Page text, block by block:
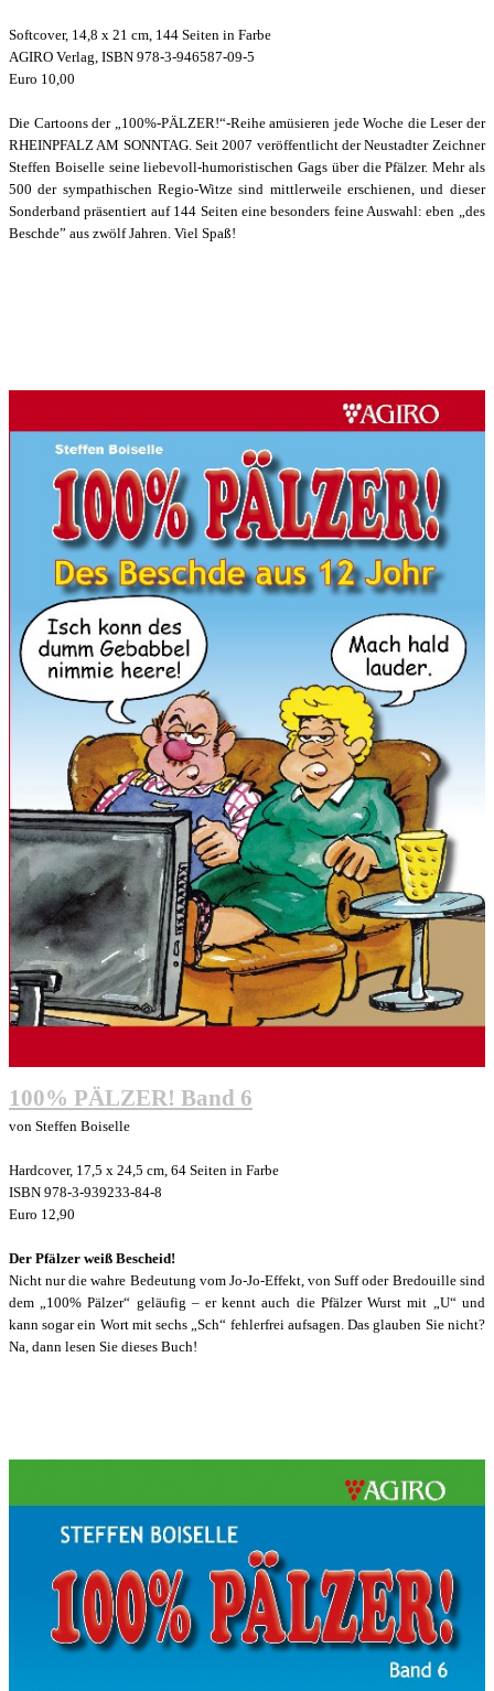
Softcover, 14,8 x 21 cm, 144 Seiten in Farbe
AGIRO Verlag, ISBN 978-3-946587-09-5
Euro 10,00
Die Cartoons der „100%-PÄLZER!“-Reihe amüsieren jede Woche die Leser der
RHEINPFALZ AM SONNTAG. Seit 2007 veröffentlicht der Neustadter Zeichner
Steffen Boiselle seine liebevoll-humoristischen Gags über die Pfälzer. Mehr als
500 der sympathischen Regio-Witze sind mittlerweile erschienen, und dieser
Sonderband präsentiert auf 144 Seiten eine besonders feine Auswahl: eben „des
Beschde” aus zwölf Jahren. Viel Spaß!
100% PÄLZER! Band 6
von Steffen Boiselle
Hardcover, 17,5 x 24,5 cm, 64 Seiten in Farbe
ISBN 978-3-939233-84-8
Euro 12,90
Der Pfälzer weiß Bescheid!
Nicht nur die wahre Bedeutung vom Jo-Jo-Effekt, von Suff oder Bredouille sind
dem
„100% Pälzer“ geläufig – er kennt auch die Pfälzer Wurst mit „U“ und
kann sogar ein Wort mit sechs „Sch“ fehlerfrei aufsagen. Das glauben Sie nicht?
Na, dann lesen Sie dieses Buch!